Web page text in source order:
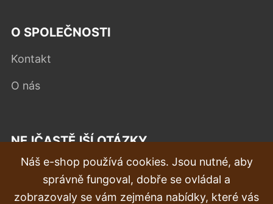
O SPOLEČNOSTI
Kontakt
O nás
NEJČASTĚJŠÍ OTÁZKY
Reklamace
Doprava a doručení
Náš e-shop používá cookies. Jsou nutné, aby
správně fungoval, dobře se ovládal a
zobrazovaly se vám zejména nabídky, které vás